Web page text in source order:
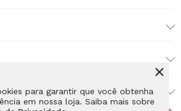
para garantir que você obtenha
em nossa loja. Saiba mais sobre